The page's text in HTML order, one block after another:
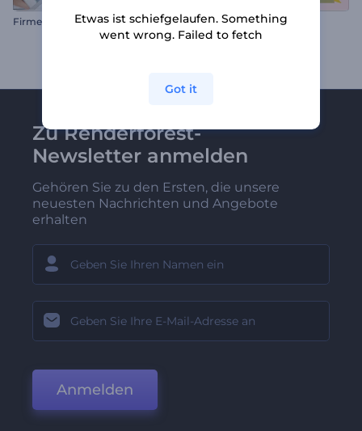
F
irmen-Diashow mit Wabenmuster Muttertag-Animation
Zu Renderforest-
Newsletter anmelden
Gehören Sie zu den Ersten, die unsere
neuesten Nachrichten und Angebote
erhalten
Anmelden
Etwas ist schiefgelaufen. Something
went wrong. Failed to fetch
Got it